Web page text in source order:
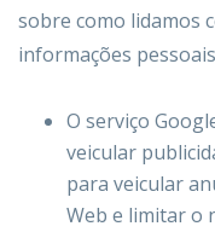
sobre como lidamos
informações
O serviço
veicular
para veicular
Web e limitar o